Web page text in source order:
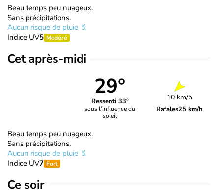
Beau temps peu nuageux.
Sans précipitations.
Aucun risque de pluie
Indice UV5 Modéré
Cet après-midi
29°
Ressenti 33°
sous l’influence du
soleil
10 km/h
Rafales25 km/h
Beau temps peu nuageux.
Sans précipitations.
Aucun risque de pluie
Indice UV7 Fort
Ce soir